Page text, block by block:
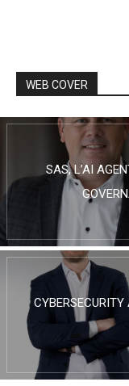
WEB COVER
SAS, L’AI